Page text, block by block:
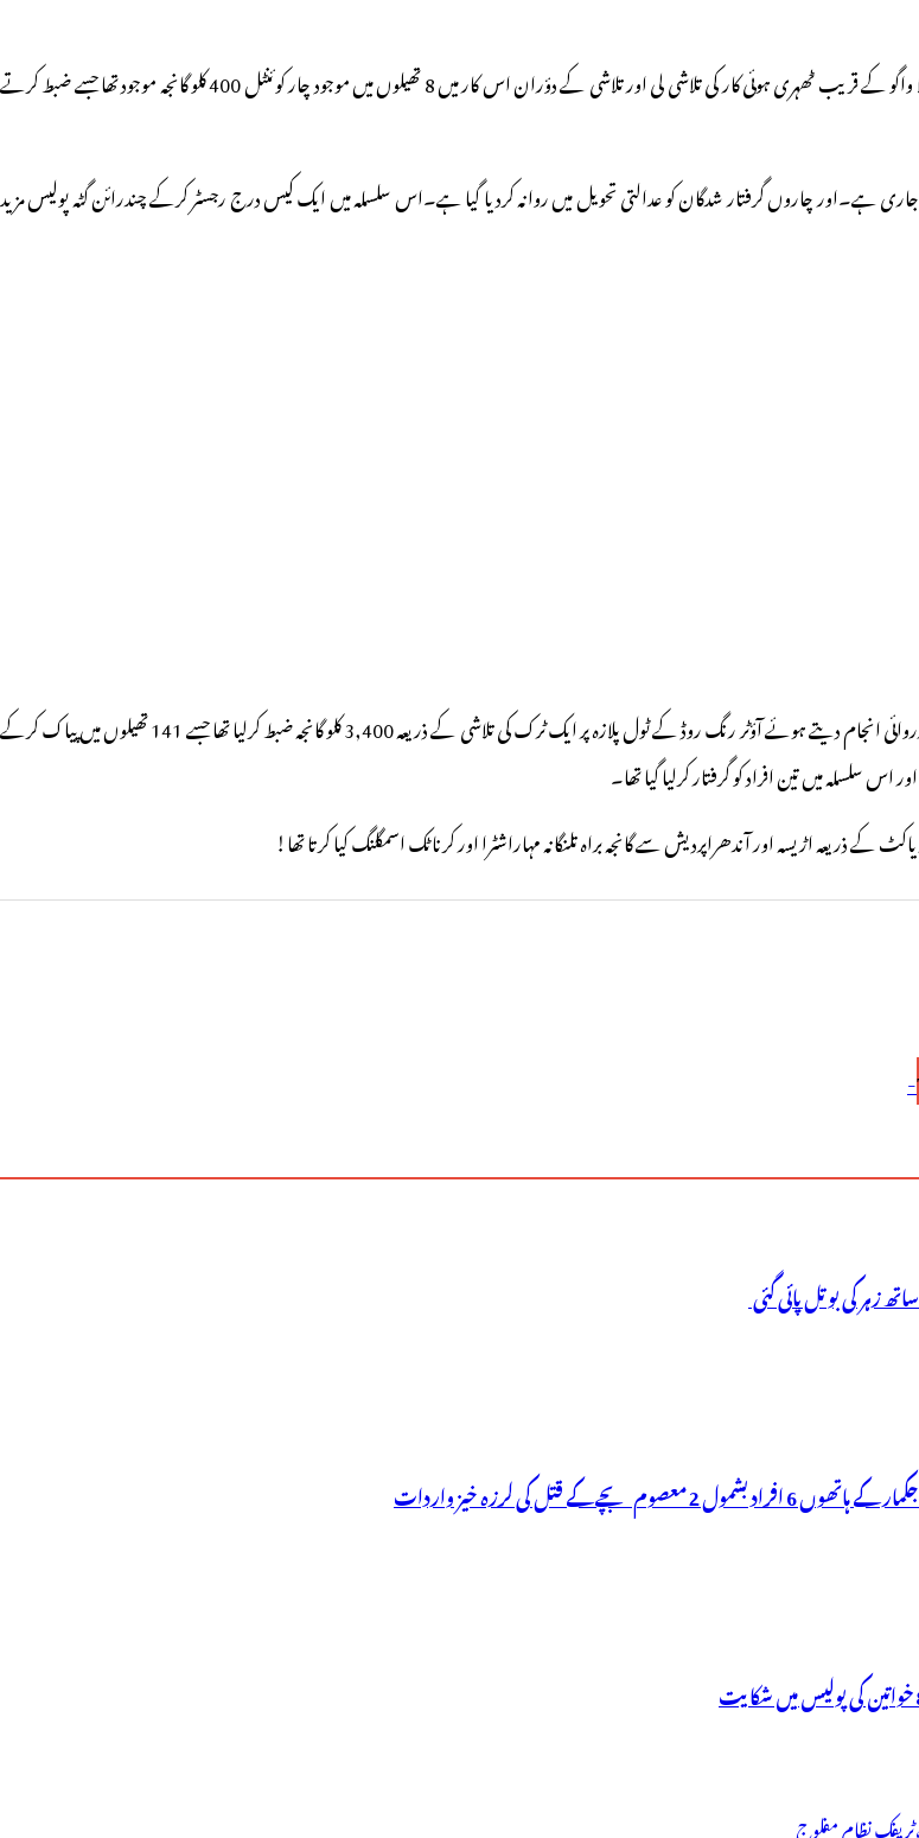
پولیس کو مصدقہ ذرائع سے اطلاع حاصل ہونے کے بعد چندرائن گٹہ پولیس نے دھاوہ منظم کرتے ہوئے نلا واگو کے قریب ٹھہری ہوئی کار کی تلاشی لی اور تلاشی کے دؤران اس کار میں 8 تھیلوں میں موجود چار کوئنٹل 400 کلو گانجہ موجود تھا جسے ضبط کرتے
جاری ہے۔اور چاروں گرفتار شدگان کو عدالتی تحویل میں روانہ کردیا گیا ہے۔اس سلسلہ میں ایک کیس درج رجسٹر کرکے چندرائن گٹہ پولیس مزید
یاد رہے کہ 29 اگست کو نارکوٹک کنٹرول بیورو (این سی بی) حیدرآباد اور بنگلور کے عہدیداروں نے مشترکہ کارروائی انجام دیتے ہوئے آؤٹر رنگ روڈ کے ٹول پلازہ پر ایک ٹرک کی تلاشی کے ذریعہ 3,400 کلو گانجہ ضبط کرلیا تھا جسے 141 تھیلوں میں پیاک کرکے
اڑیسہ اور آندھراپردیش سے گانجہ براہ تلنگانہ مہاراشٹرا اور کرناٹک اسمگلنگ کیا کرتا تھا!
قتل کی لرزہ خیز واردات
نظام مفلوج